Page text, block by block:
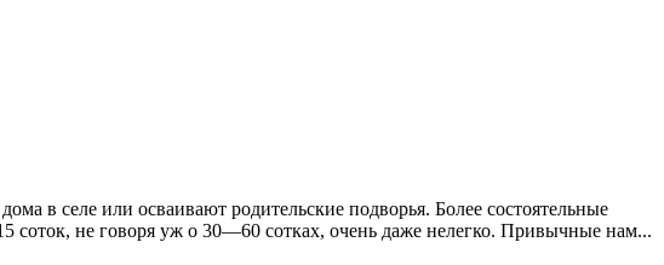
в селе или осваивают родительские подворья. Более состоятельные
соток, не говоря уж о 30—60 сотках, очень даже нелегко. Привычные нам...